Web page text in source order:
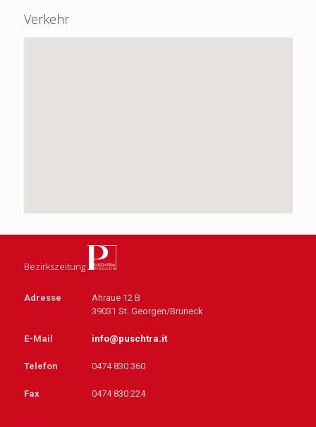
Verkehr
Bezirkszeitung
Adresse
Ahraue 12 B
39031 St. Georgen/Bruneck
E-Mail info@puschtra.it
Telefon 0474 830 360
Fax 0474 830 224